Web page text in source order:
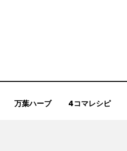
万葉ハーブ 4コマレシピ